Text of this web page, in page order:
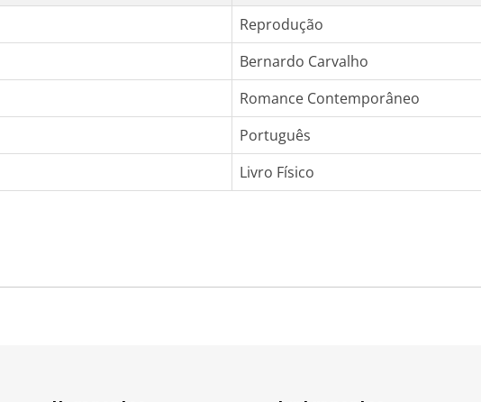
Reprodução
Bernardo Carvalho
Romance Contemporâneo
Português
Livro Físico